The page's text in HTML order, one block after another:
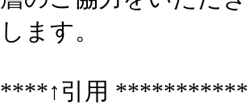
します。
****↑引用